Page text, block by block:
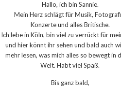
Hallo, ich bin Sannie.
Mein Herz schlägt für Musik,
Konzerte und alles Britische.
Ich lebe in Köln, bin viel zu verrückt für
und hier könnt ihr sehen und bald auch
mehr lesen, was mich alles so bewegt in
Welt. Habt viel Spaß.
Bis ganz bald,